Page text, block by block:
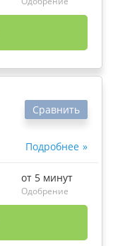
Подробнее
Сравнить
от 5 минут
Одобрение